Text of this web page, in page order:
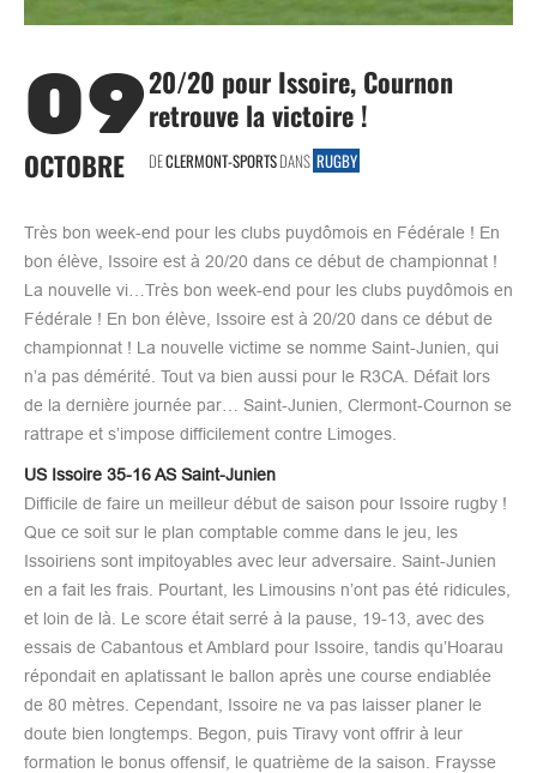
09
OCTOBRE
20/20 pour Issoire, Cournon
retrouve la victoire !
DECLERMONT-SPORTSDANS RUGBY
Très bon week-end pour les clubs puydômois en Fédérale ! En
bon élève, Issoire est à 20/20 dans ce début de championnat !
La nouvelle vi…Très bon week-end pour les clubs puydômois en
Fédérale ! En bon élève, Issoire est à 20/20 dans ce début de
championnat ! La nouvelle victime se nomme Saint-Junien, qui
n’a pas démérité. Tout va bien aussi pour le R3CA. Défait lors
de la dernière journée par… Saint-Junien, Clermont-Cournon se
rattrape et s’impose difficilement contre Limoges.
US Issoire 35-16 AS Saint-Junien
Difficile de faire un meilleur début de saison pour Issoire rugby !
Que ce soit sur le plan comptable comme dans le jeu, les
Issoiriens sont impitoyables avec leur adversaire. Saint-Junien
en a fait les frais. Pourtant, les Limousins n’ont pas été ridicules,
et loin de là. Le score était serré à la pause, 19-13, avec des
essais de Cabantous et Amblard pour Issoire, tandis qu’Hoarau
répondait en aplatissant le ballon après une course endiablée
de 80 mètres. Cependant, Issoire ne va pas laisser planer le
doute bien longtemps. Begon, puis Tiravy vont offrir à leur
formation le bonus offensif, le quatrième de la saison. Fraysse